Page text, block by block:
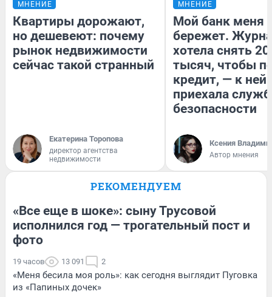
МНЕНИЕ
Квартиры дорожают,
но дешевеют: почему
рынок недвижимости
сейчас такой странный
Екатерина Торопова
директор агентства
недвижимости
МНЕНИЕ
Мой банк меня
бережет.
хотела снять
тысяч, чтобы
кредит, — к
приехала
безопасности
Ксения
Автор мнения
РЕКОМЕНДУЕМ
«Все еще в шоке»: сыну Трусовой
исполнился год — трогательный пост и
фото
19 часов 13 091 2
«Меня бесила моя роль»: как сегодня выглядит Пуговка
из «Папиных дочек»